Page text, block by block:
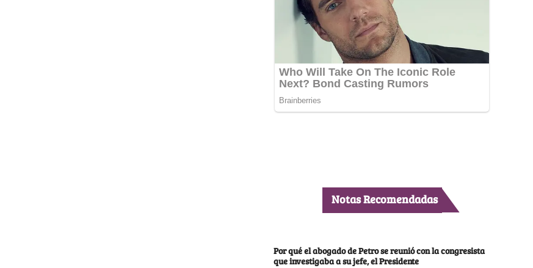
Notas Recomendadas
Por qué el abogado de Petro se reunió con la congresista
que investigaba a su jefe, el Presidente